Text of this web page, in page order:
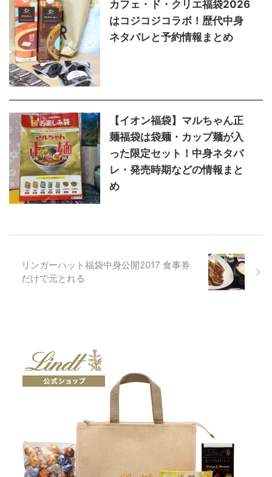
カフェ・ド・クリエ福袋2026
はコジコジコラボ！歴代中身
ネタバレと予約情報まとめ
【イオン福袋】マルちゃん正
麺福袋は袋麺・カップ麺が入
った限定セット！中身ネタバ
レ・発売時期などの情報まと
め
リンガーハット福袋中身公開2017 食事券
だけで元とれる